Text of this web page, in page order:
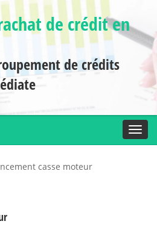
de crédit en
de crédits
casse moteur